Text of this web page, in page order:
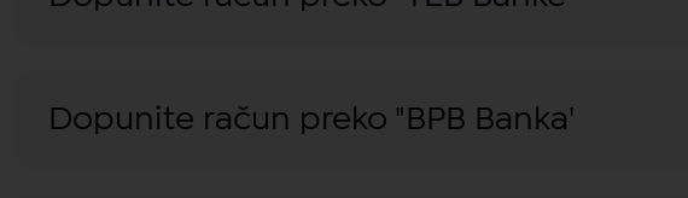
Dopunite račun preko "BPB Banka'